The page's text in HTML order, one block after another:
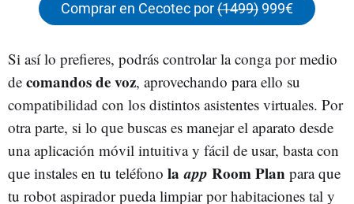
Comprar en Cecotec por (1499) 999€
Si así lo prefieres, podrás controlar la conga por medio
de comandos de voz, aprovechando para ello su
compatibilidad con los distintos asistentes virtuales. Por
otra parte, si lo que buscas es manejar el aparato desde
una aplicación móvil intuitiva y fácil de usar, basta con
que instales en tu teléfono laapp Room Plan para que
tu robot aspirador pueda limpiar por habitaciones tal y